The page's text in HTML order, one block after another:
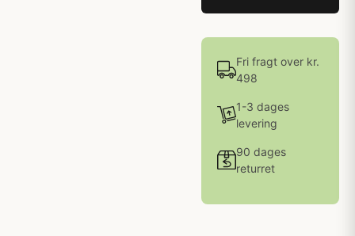
Fri fragt over kr.
498
1-3 dages
levering
90 dages
returret